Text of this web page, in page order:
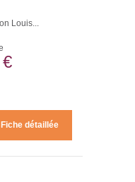
Louis...
Fiche détaillée